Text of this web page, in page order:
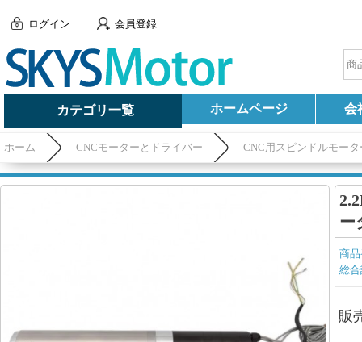
ログイン 会員登録
カテゴリ一覧 ホームページ 会
ホーム CNCモーターとドライバー CNC用スピンドルモータ
RPM ISO20
ー
商
総
販